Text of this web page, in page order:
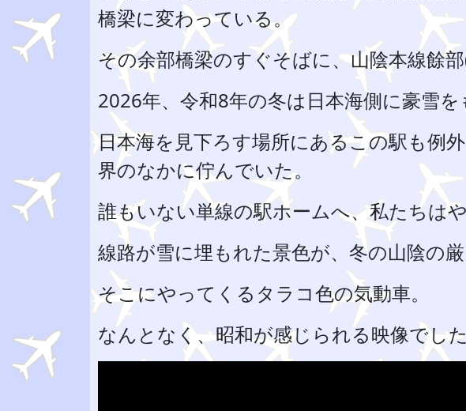
橋梁に変わっている。
その余部橋梁のすぐそばに、山陰本線餘
2026年、令和8年の冬は日本海側に豪雪を
日本海を見下ろす場所にあるこの駅も例
界のなかに佇んでいた。
誰もいない単線の駅ホームへ、私たちはや
線路が雪に埋もれた景色が、冬の山陰の厳
そこにやってくるタラコ色の気動車。
なんとなく、昭和が感じられる映像でした